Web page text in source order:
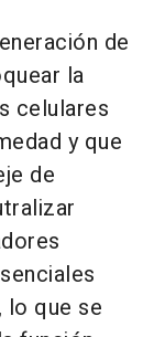
de
la
celulares
y que
de
lo que se